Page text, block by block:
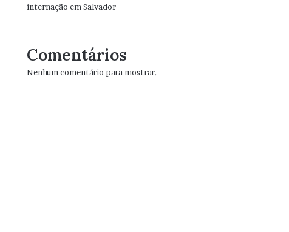
internação em Salvador
Comentários
Nenhum comentário para mostrar.